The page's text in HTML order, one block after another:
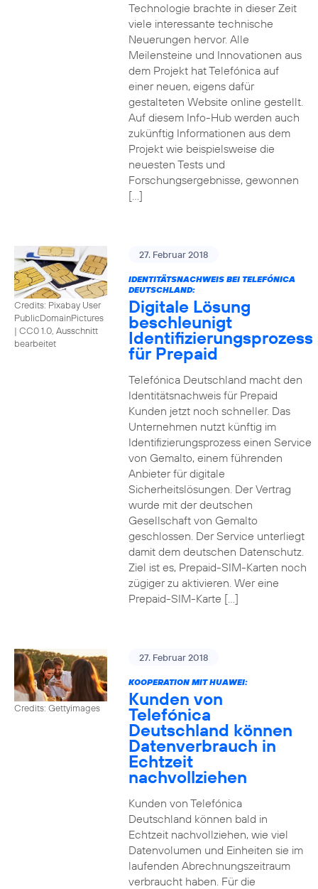
Technologie brachte in dieser Zeit
viele interessante technische
Neuerungen hervor. Alle
Meilensteine und Innovationen aus
dem Projekt hat Telefónica auf
einer neuen, eigens dafür
gestalteten Website online gestellt.
Auf diesem Info-Hub werden auch
zukünftig Informationen aus dem
Projekt wie beispielsweise die
neuesten Tests und
Forschungsergebnisse, gewonnen
[…]
Credits: Pixabay User
PublicDomainPictures
| CC0 1.0, Ausschnitt
bearbeitet
27. Februar 2018
IDENTITÄTSNACHWEIS BEI TELEFÓNICA
DEUTSCHLAND:
Digitale Lösung
beschleunigt
Identifizierungsprozess
für Prepaid
Telefónica Deutschland macht den
Identitätsnachweis für Prepaid
Kunden jetzt noch schneller. Das
Unternehmen nutzt künftig im
Identifizierungsprozess einen Service
von Gemalto, einem führenden
Anbieter für digitale
Sicherheitslösungen. Der Vertrag
wurde mit der deutschen
Gesellschaft von Gemalto
geschlossen. Der Service unterliegt
damit dem deutschen Datenschutz.
Ziel ist es, Prepaid-SIM-Karten noch
zügiger zu aktivieren. Wer eine
Prepaid-SIM-Karte […]
Credits: Gettyimages
27. Februar 2018
KOOPERATION MIT HUAWEI:
Kunden von
Telefónica
Deutschland können
Datenverbrauch in
Echtzeit
nachvollziehen
Kunden von Telefónica
Deutschland können bald in
Echtzeit nachvollziehen, wie viel
Datenvolumen und Einheiten sie im
laufenden Abrechnungszeitraum
verbraucht haben. Für die